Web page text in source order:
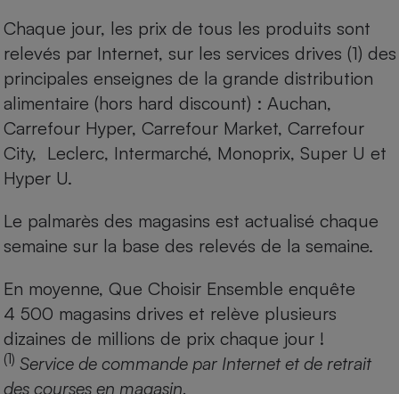
Chaque jour, les prix de tous les produits sont
relevés par Internet, sur les services drives (1) des
principales enseignes de la grande distribution
alimentaire (hors hard discount) : Auchan,
Carrefour Hyper, Carrefour Market, Carrefour
City, Leclerc, Intermarché, Monoprix, Super U et
Hyper U.
Le palmarès des magasins est actualisé chaque
semaine sur la base des relevés de la semaine.
En moyenne, Que Choisir Ensemble enquête
4 500 magasins drives et relève plusieurs
dizaines de millions de prix chaque jour !
(1) Service de commande par Internet et de retrait
des courses en magasin.